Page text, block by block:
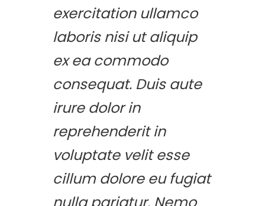
exercitation ullamco
laboris nisi ut aliquip
ex ea commodo
consequat. Duis aute
irure dolor in
reprehenderit in
voluptate velit esse
cillum dolore eu fugiat
nulla pariatur. Nemo